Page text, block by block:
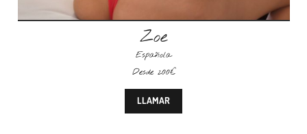
Zoe
Española
Desde 200€
LLAMAR